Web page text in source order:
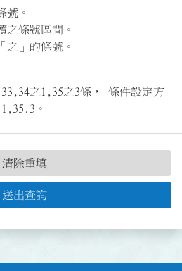
。
條號區間。
」的條號。
之1,35之3條， 條件設定方
。
送出查詢
清除重填